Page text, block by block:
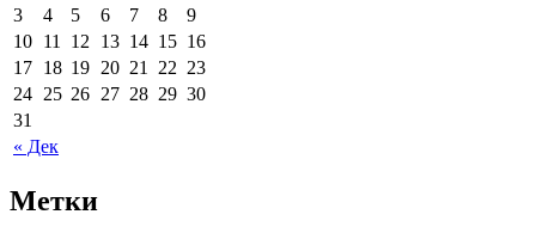
« Дек
3
4 5 6 7 8
9
10 11 12 13 14 15 16
17 18 19 20 21 22 23
24 25 26 27 28 29 30
31
Метки